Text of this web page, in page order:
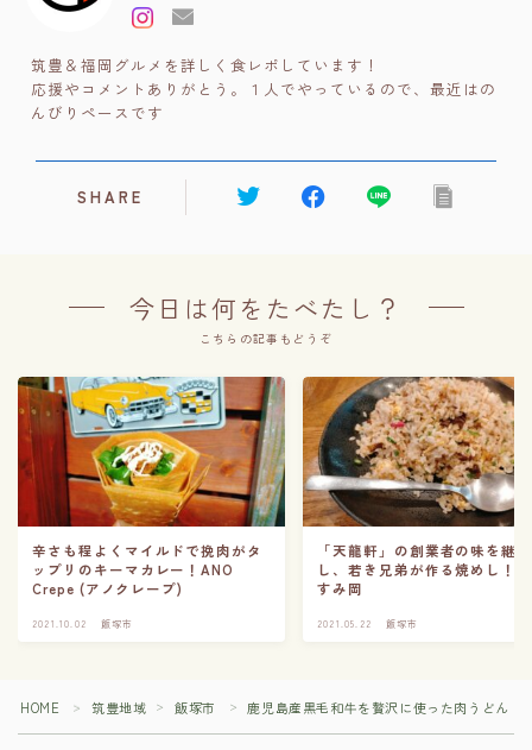
筑豊＆福岡グルメを詳しく食レポしています！
応援やコメントありがとう。１人でやっているので、最近はの
んびりペースです
SHARE
今日は何をたべたし？
こちらの記事もどうぞ
辛さも程よくマイルドで挽肉がタ
ップリのキーマカレー！ANO
Crepe (アノクレープ)
2021.10.02 飯塚市
「天龍軒」の創業者の味を継承
し、若き兄弟が作る焼めし！
すみ岡
2021.05.22 飯塚市
HOME ＞ 筑豊地域 ＞ 飯塚市 ＞ 鹿児島産黒毛和牛を贅沢に使った肉うどん！